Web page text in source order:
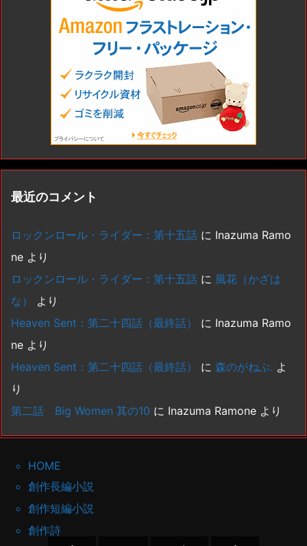
最近のコメント
ロックンロール・ライダー：第十五話 に Inazuma Ramo
ne より
ロックンロール・ライダー：第十五話 に 風花（かざは
な）
より
Heaven Sent：第二十四話（最終話）
に Inazuma Ramo
ne より
Heaven Sent：第二十四話（最終話）
に 森のがねぶ. よ
り
第二話 Big Women 其の10 に Inazuma Ramone より
HOME
創作長編小説
創作短編小説
創作詩